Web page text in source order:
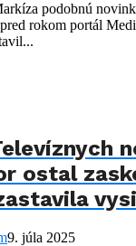
podobnú
rokom portál
ostal
9. júla 2025